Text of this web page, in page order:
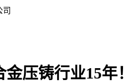
司
压铸行业15年！